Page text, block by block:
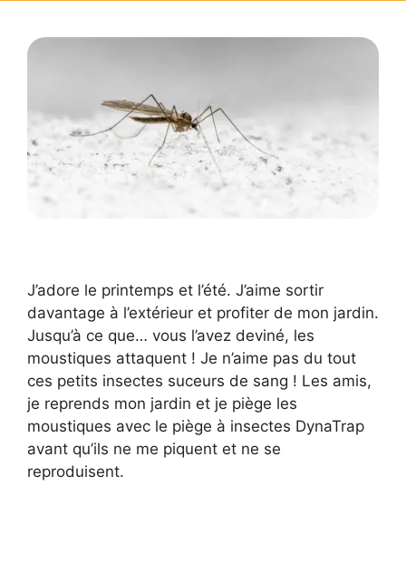
J’adore le printemps et l’été. J’aime sortir
davantage à l’extérieur et profiter de mon jardin.
Jusqu’à ce que… vous l’avez deviné, les
moustiques attaquent ! Je n’aime pas du tout
ces petits insectes suceurs de sang ! Les amis,
je reprends mon jardin et je piège les
moustiques avec le piège à insectes DynaTrap
avant qu’ils ne me piquent et ne se
reproduisent.